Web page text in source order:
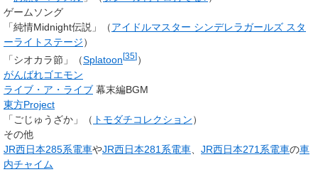
ゲームソング
「純情Midnight伝説」（アイドルマスター シンデレラガールズ スタ
ーライトステージ）
「シオカラ節」（Splatoon[35] ）
がんばれゴエモン
ライブ・ア・ライブ 幕末編BGM
東方Project
「ごじゅうざか」（ トモダチコレクション）
その他
JR西日本285系電車やJR西日本281系電車 JR西日本271系電車の車
内チャイム